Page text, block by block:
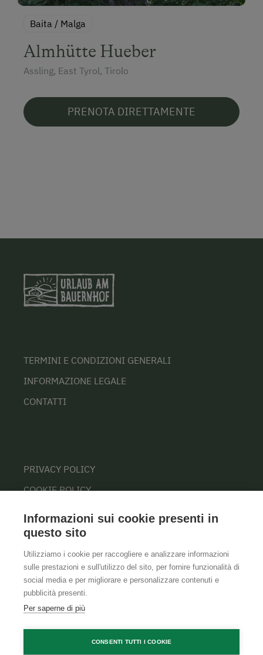
Baita / Malga
Almhütte Hueber
Assling, East Tyrol, Tirolo
PRENOTA DIRETTAMENTE
TERMINI E CONDIZIONI GENERALI
INFORMAZIONE LEGALE
CONTATTI
PRIVACY POLICY
COOKIE POLICY
Informazioni sui cookie presenti in
questo sito
Utilizziamo i cookie per raccogliere e analizzare informazioni
sulle prestazioni e sull'utilizzo del sito, per fornire funzionalità di
social media e per migliorare e personalizzare contenuti e
pubblicità presenti.
Per saperne di più
CONSENTI TUTTI I COOKIE